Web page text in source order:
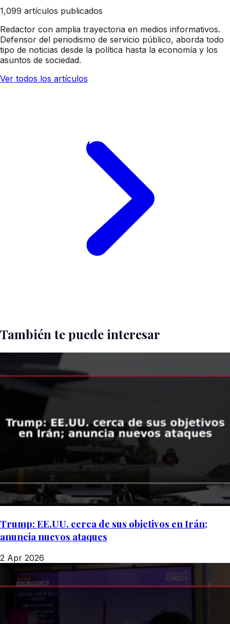
1,099 artículos publicados
Redactor con amplia trayectoria en medios informativos.
Defensor del periodismo de servicio público, aborda todo
tipo de noticias desde la política hasta la economía y los
asuntos de sociedad.
Ver todos los artículos
También te puede interesar
Trump: EE.UU. cerca de sus objetivos en Irán;
anuncia nuevos ataques
2 Apr 2026